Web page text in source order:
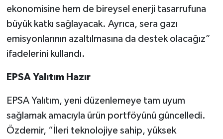
ekonomisine hem de bireysel enerji tasarrufuna
büyük katkı sağlayacak. Ayrıca, sera gazı
emisyonlarının azaltılmasına da destek olacağız”
ifadelerini kullandı.
EPSA Yalıtım Hazır
EPSA Yalıtım, yeni düzenlemeye tam uyum
sağlamak amacıyla ürün portföyünü güncelledi.
Özdemir, “İleri teknolojiye sahip, yüksek